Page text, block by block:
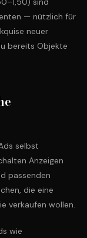
— nützlich für
neuer
bereits Objekte
selbst
Anzeigen
passenden
die eine
verkaufen wollen.
wie